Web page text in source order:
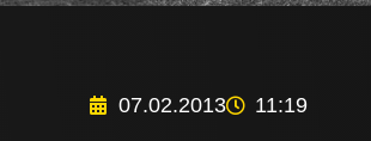
07.02.2013 11:19